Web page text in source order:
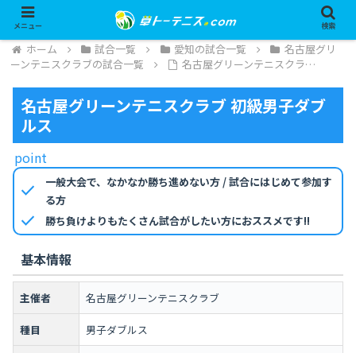
ホーム 試合一覧 愛知の試合一覧
名古屋グリ
ーンテニスクラブの試合一覧
名古屋グリーンテニスクラ…
名古屋グリーンテニスクラブ 初級男子ダブ
ルス
point
check
一般大会で、なかなか勝ち進めない方 / 試合にはじめて参加す
る方
check 勝ち負けよりもたくさん試合がしたい方におススメです!!
基本情報
主催者 名古屋グリーンテニスクラブ
種目 男子ダブルス
メニュー 検索